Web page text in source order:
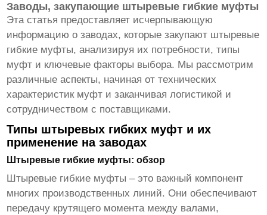
Случаи
Оборудование завода
Заводы, закупающие штыревые гибкие муфты
Эта статья предоставляет исчерпывающую
информацию о заводах, которые закупают штыревые
гибкие муфты, анализируя их потребности, типы
муфт и ключевые факторы выбора. Мы рассмотрим
различные аспекты, начиная от технических
характеристик муфт и заканчивая логистикой и
сотрудничеством с поставщиками.
Типы штыревых гибких муфт и их
применение на заводах
Штыревые гибкие муфты: обзор
Штыревые гибкие муфты – это важный компонент
многих производственных линий. Они обеспечивают
передачу крутящего момента между валами,